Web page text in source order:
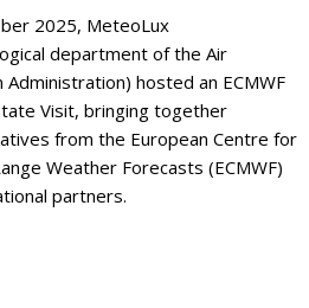
2025, MeteoLux
department of the Air
Administration) hosted an ECMWF
Visit, bringing together
from the European Centre for
Weather Forecasts (ECMWF)
partners.